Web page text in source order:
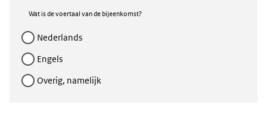
Wat is de voertaal van de bijeenkomst?
nederlands
engels
Overig, namelijk